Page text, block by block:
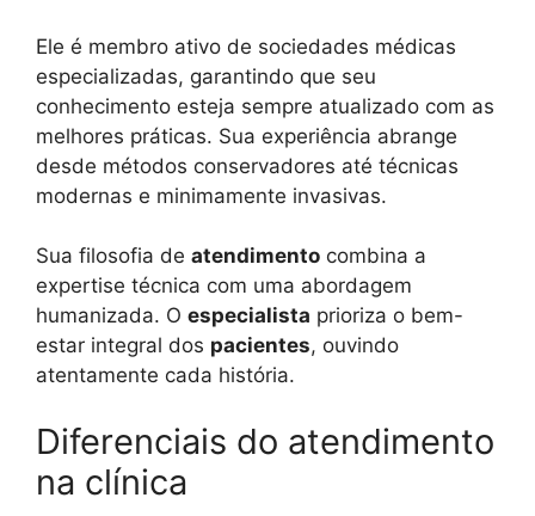
Ele é membro ativo de sociedades médicas
especializadas, garantindo que seu
conhecimento esteja sempre atualizado com as
melhores práticas. Sua experiência abrange
desde métodos conservadores até técnicas
modernas e minimamente invasivas.
Sua filosofia de atendimento combina a
expertise técnica com uma abordagem
humanizada. O especialista prioriza o bem-
estar integral dos pacientes, ouvindo
atentamente cada história.
Diferenciais do atendimento
na clínica